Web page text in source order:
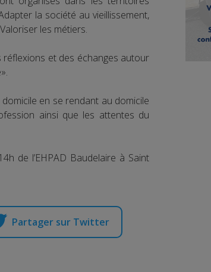
la société au vieillissement,
les métiers.
et des échanges autour
en se rendant au domicile
ainsi que les attentes du
de l’EHPAD Baudelaire à Saint
Partager sur Twitter